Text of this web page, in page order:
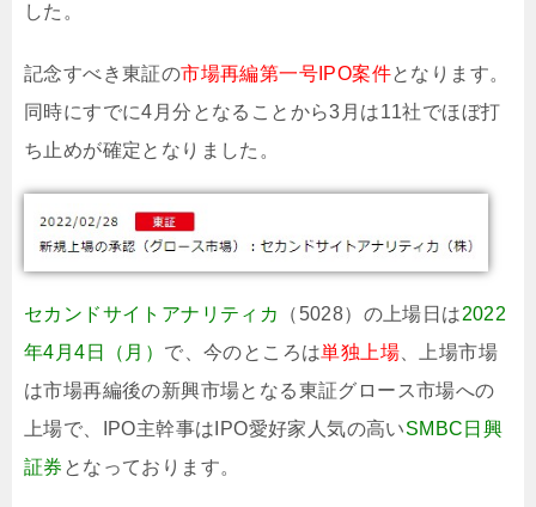
した。
記念すべき東証の市場再編第一号IPO案件となります。
同時にすでに4月分となることから3月は11社でほぼ打
ち止めが確定となりました。
セカンドサイトアナリティカ （5028）の上場日は2022
年4月4日（月） で、今のところは単独上場 、上場市場
は市場再編後の新興市場となる東証グロース市場への
上場で、IPO主幹事はIPO愛好家人気の高いSMBC日興
証券 となっております。